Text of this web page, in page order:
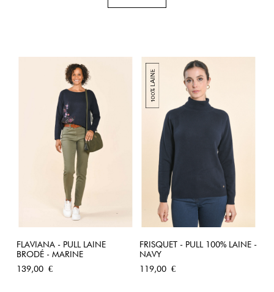
FLAVIANA - PULL LAINE
BRODÉ - MARINE
Prix
139,00 €
FRISQUET - PULL 100% LAINE -
NAVY
Prix
119,00 €